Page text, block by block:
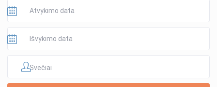
Svečiai